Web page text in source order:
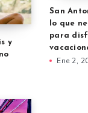
y
San
lo que
para
Ene 2,